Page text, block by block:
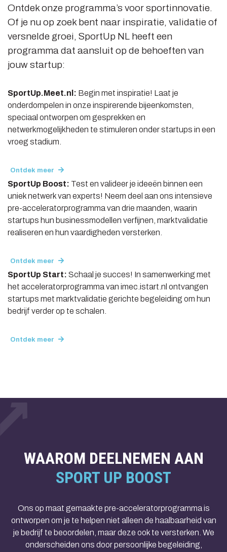
Ontdek onze programma’s voor sportinnovatie.
Of je nu op zoek bent naar inspiratie, validatie of
versnelde groei, SportUp NL heeft een
programma dat aansluit op de behoeften van
jouw startup:
SportUp.Meet.nl: Begin met inspiratie! Laat je
onderdompelen in onze inspirerende bijeenkomsten,
speciaal ontworpen om gesprekken en
netwerkmogelijkheden te stimuleren onder startups in een
vroeg stadium.
Ontdek meer
SportUp Boost: Test en valideer je ideeën binnen een
uniek netwerk van experts! Neem deel aan ons intensieve
pre-acceleratorprogramma van drie maanden, waarin
startups hun businessmodellen verfijnen, marktvalidatie
realiseren en hun vaardigheden versterken.
Ontdek meer
SportUp Start: Schaal je succes! In samenwerking met
het acceleratorprogramma van imec.istart.nl ontvangen
startups met marktvalidatie gerichte begeleiding om hun
bedrijf verder op te schalen.
Ontdek meer
WAAROM DEELNEMEN AAN
SPORT UP BOOST
Ons op maat gemaakte pre-acceleratorprogramma is
ontworpen om je te helpen niet alleen de haalbaarheid van
je bedrijf te beoordelen, maar deze ook te versterken. We
onderscheiden ons door persoonlijke begeleiding,